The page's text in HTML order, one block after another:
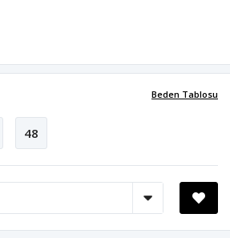
Beden Tablosu
48